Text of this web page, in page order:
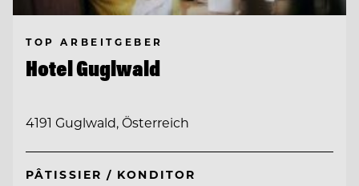
TOP ARBEITGEBER
Hotel Guglwald
4191 Guglwald, Österreich
PÂTISSIER / KONDITOR